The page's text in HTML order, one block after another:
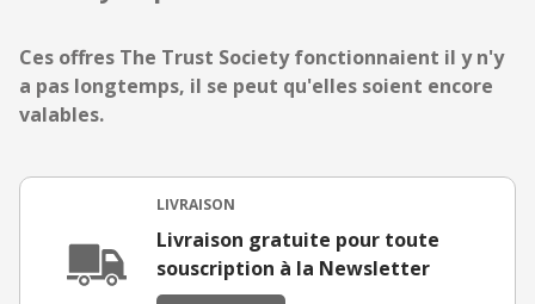
Ces offres The Trust Society fonctionnaient il y n'y
a pas longtemps, il se peut qu'elles soient encore
valables.
LIVRAISON
Livraison gratuite pour toute
souscription à la Newsletter